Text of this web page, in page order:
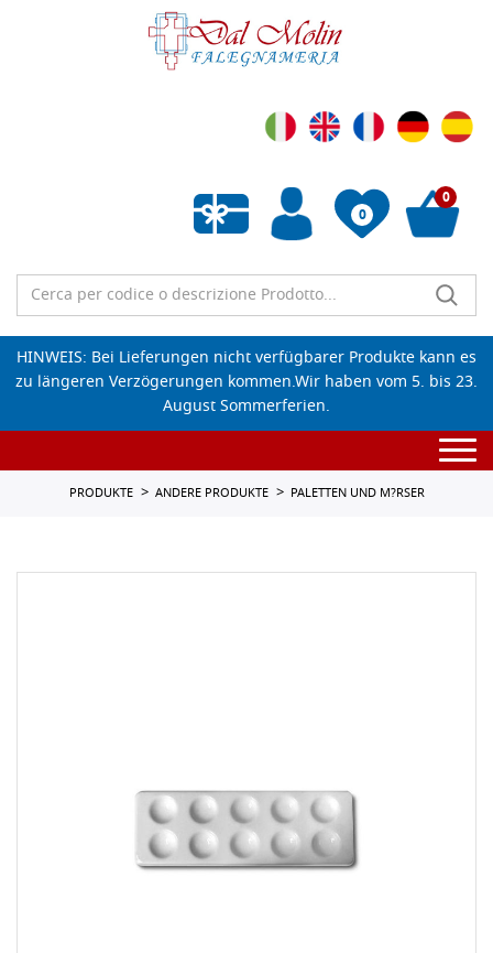
0
Wunschliste leeren
0
HINWEIS: Bei Lieferungen nicht verfügbarer Produkte kann es
zu längeren Verzögerungen kommen.Wir haben vom 5. bis 23.
August Sommerferien.
PRODUKTE ANDERE PRODUKTE PALETTEN UND M?RSER